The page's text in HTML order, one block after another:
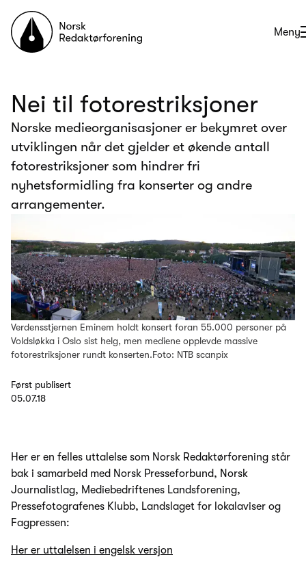
Til forsiden
Åpne
Meny
Nei til fotorestriksjoner
Norske medieorganisasjoner er bekymret over
utviklingen når det gjelder et økende antall
fotorestriksjoner som hindrer fri
nyhetsformidling fra konserter og andre
arrangementer.
Verdensstjernen Eminem holdt konsert foran 55.000 personer på
Voldsløkka i Oslo sist helg, men mediene opplevde massive
fotorestriksjoner rundt konserten.Foto: NTB scanpix
Først publisert
05.07.18
Her er en felles uttalelse som Norsk Redaktørforening står
bak i samarbeid med Norsk Presseforbund, Norsk
Journalistlag, Mediebedriftenes Landsforening,
Pressefotografenes Klubb, Landslaget for lokalaviser og
Fagpressen:
Her er uttalelsen i engelsk versjon